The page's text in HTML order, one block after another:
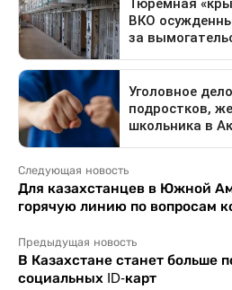
Следующая новость
Для казахстанцев в Южной
горячую линию по вопросам
Предыдущая новость
В Казахстане станет больше
социальных ID-карт